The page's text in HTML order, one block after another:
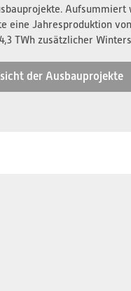
eine Jahresproduktion
TWh zusätzlicher
der Ausbauprojekte